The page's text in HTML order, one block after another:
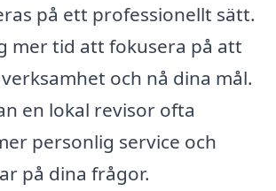
på ett professionellt sätt.
mer tid att fokusera på att
och nå dina mål.
en lokal revisor ofta
personlig service och
på dina frågor.